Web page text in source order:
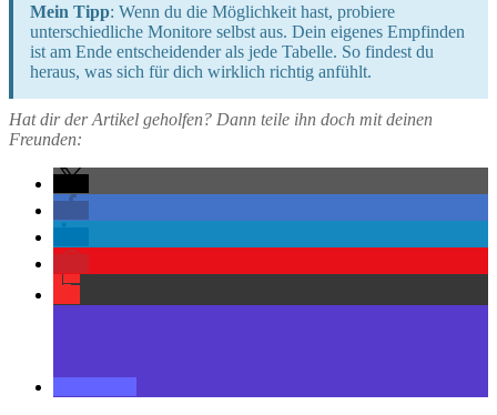
Mein Tipp: Wenn du die Möglichkeit hast, probiere
unterschiedliche Monitore selbst aus. Dein eigenes Empfinden
ist am Ende entscheidender als jede Tabelle. So findest du
heraus, was sich für dich wirklich richtig anfühlt.